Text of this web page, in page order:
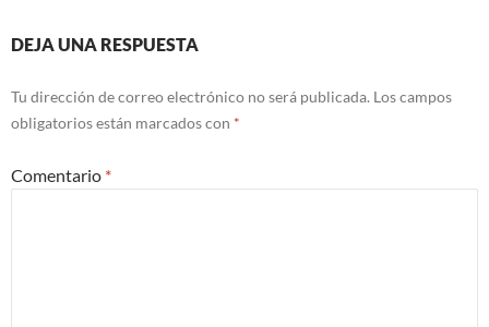
DEJA UNA RESPUESTA
Tu dirección de correo electrónico no será publicada. Los campos
obligatorios están marcados con *
Comentario *